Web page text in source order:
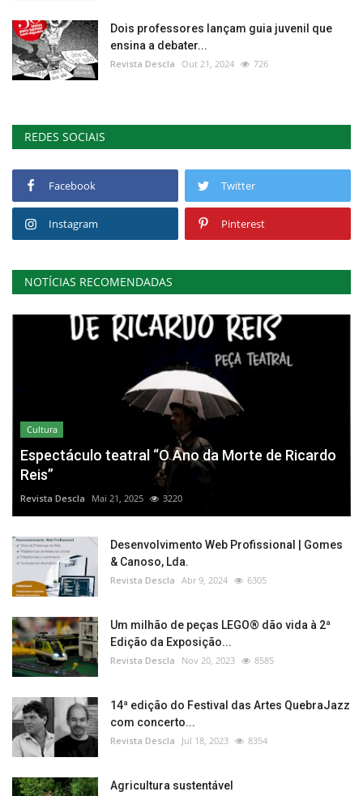
Dois professores lançam guia juvenil que
ensina a debater...
Revista Descla Out 21, 2024 726
REDES SOCIAIS
Facebook Twitter
Instagram Pinterest
NOTÍCIAS RECOMENDADAS
Cultura
Espectáculo teatral “O Ano da Morte de Ricardo
Reis”
Revista Descla Mai 21, 2025 3220
Desenvolvimento Web Profissional | Gomes
& Canoso, Lda.
Revista Descla Abr 9, 2024 6305
Um milhão de peças LEGO® dão vida à 2ª
Edição da Exposição...
Revista Descla Nov 20, 2023 8585
14ª edição do Festival das Artes QuebraJazz
com concerto...
Revista Descla Jul 18, 2023 8354
Agricultura sustentável